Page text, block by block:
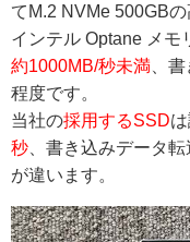
てM.2 NVMe 500GB
インテル Optane メ
約1000MB/秒未満 、
程度です。
当社の採用するSSD
秒 、書き込みデータ
が違います。